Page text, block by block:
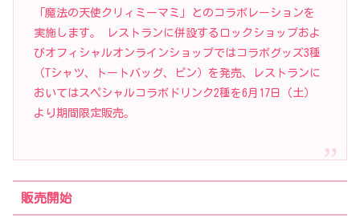
「魔法の天使クリィミーマミ」とのコラボレーションを
実施します。 レストランに併設するロックショップおよ
びオフィシャルオンラインショップではコラボグッズ3種
（Tシャツ、トートバッグ、ピン）を発売、レストランに
おいてはスペシャルコラボドリンク2種を6月17日（土）
より期間限定販売。
販売開始